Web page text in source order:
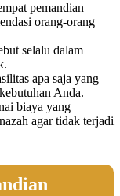
pemandian
orang-orang
selalu dalam
apa saja yang
Anda.
biaya yang
agar tidak terjadi